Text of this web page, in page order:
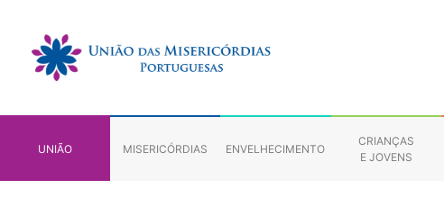
UNIÃO MISERICÓRDIAS ENVELHECIMENTO
CRIANÇAS
E JOVENS